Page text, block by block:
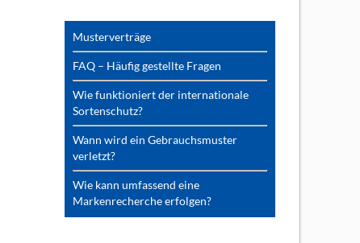
Musterverträge
FAQ – Häufig gestellte Fragen
Wie funktioniert der internationale
Sortenschutz?
Wann wird ein Gebrauchsmuster
verletzt?
Wie kann umfassend eine
Markenrecherche erfolgen?